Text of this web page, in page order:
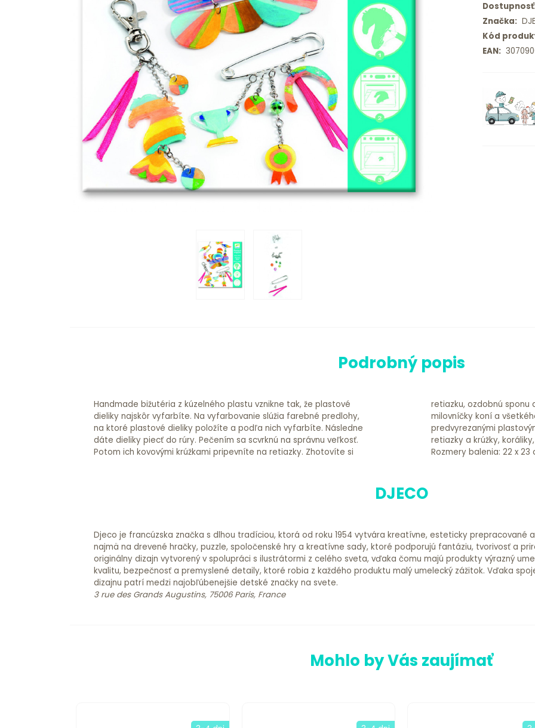
Značka:
Kód
EAN:
Podrobný popis
Handmade bižutéria z kúzelného plastu vznikne tak, že plastové
dieliky najskôr vyfarbíte. Na vyfarbovanie slúžia farebné predlohy,
na ktoré plastové dieliky položíte a podľa nich vyfarbíte. Následne
dáte dieliky piecť do rúry. Pečením sa scvrknú na správnu veľkosť.
Potom ich kovovými krúžkami pripevníte na retiazky. Zhotovíte si
retiazku, ozdobnú sponu a prívesok na kľúče. Pre všetky ozajstné
milovníčky koní a všetkého, čo k tomu patrí. Obsah: 2x hárok s
predvyrezanými plastovými dielikmi, farebné predlohy, kovové
retiazky a krúžky, koráliky, stužky Odporúčaný vek: 7 – 13 rokov
Rozmery balenia: 22 x 23
DJECO
Djeco je francúzska značka s dlhou tradíciou, ktorá od roku 1954 vytvára kreatívne, esteticky prepracované
najmä na drevené hračky, puzzle, spoločenské hry a kreatívne sady, ktoré podporujú fantáziu, tvorivosť a
originálny dizajn vytvorený v spolupráci s ilustrátormi z celého sveta, vďaka čomu majú produkty výrazný
kvalitu, bezpečnosť a premyslené detaily, ktoré robia z každého produktu malý umelecký zážitok. Vďaka
dizajnu patrí medzi najobľúbenejšie detské značky na svete.
3 rue des Grands Augustins, 75006 Paris, France
Mohlo by Vás zaujímať